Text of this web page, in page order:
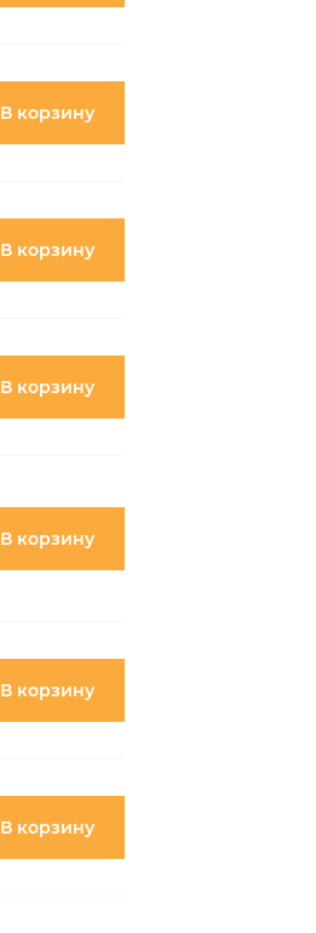
В корзину
В корзину
В корзину
В корзину
В корзину
В корзину